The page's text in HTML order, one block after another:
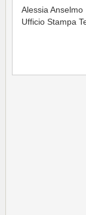
Alessia Anselmo
Ufficio Stampa